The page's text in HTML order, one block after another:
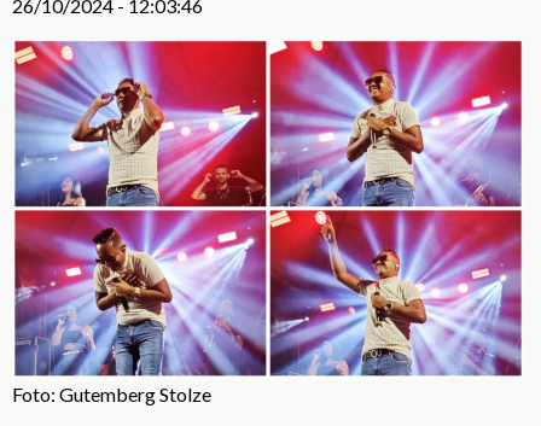
26/10/2024 - 12:03:46
Foto: Gutemberg Stolze